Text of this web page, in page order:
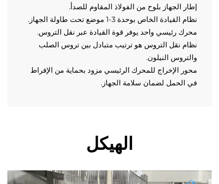
الجهاز بلوح من الفولاذ المقاوم للصدأ.
نظام القيادة الخاص بوحدة 3-1 موضع تحت طاولة الجهاز.
رئيسي واحد يوفر قوة القيادة عبر نقل التروس.
نظام نقل التروس هو ترتيب متبادل بين تروس الصلب
النيلون.
محور الإخراج للمحرك الرئيسي مزود بحماية من الإفراط
الحمل لضمان سلامة الجهاز.
الهيكل